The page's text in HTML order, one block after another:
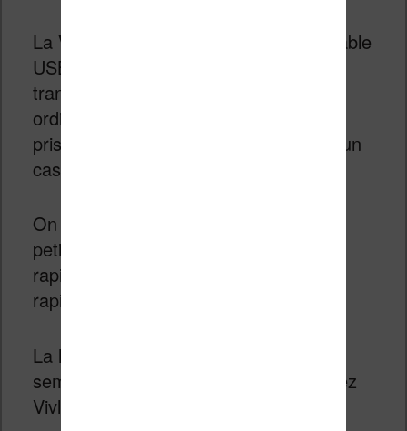
LaVivlio Color
est vendue avec un câble
USB (pour charger la liseuse et y
transférer des ebooks depuis un
ordinateur) et un adaptateur USB vers
prise casque 3,5 mm pour y brancher un
casque audio ou des enceintes.
On trouve également dans la boîte un
petit manuel papier de mise en route
rapide pour profiter de sa liseuse
rapidement.
La liseuse est d’apparence assez
semblable aux modèles récents de chez
Vivlio.